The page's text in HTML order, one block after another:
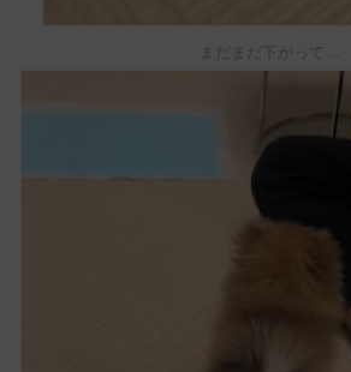
まだまだ下がって…